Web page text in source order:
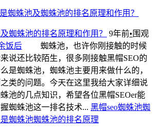
蜘蛛池的排名原理和作用？ 9年前• 围观
饭后
蜘蛛池，也许你刚接触的时候
说还比较陌生，很多刚接触黑帽SEO的
是蜘蛛池，蜘蛛池主要用来做什么的，
类的问题。今天在这里我给大家详细说
池的几点知识，希望各位黑帽SEOer能
蜘蛛池这一排名技术... 黑帽seo蜘蛛池蜘
蜘蛛池蜘蛛池的排名原理